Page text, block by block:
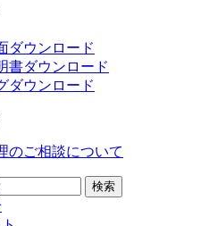
ダウンロード
書ダウンロード
ダウンロード
のご相談について
検索